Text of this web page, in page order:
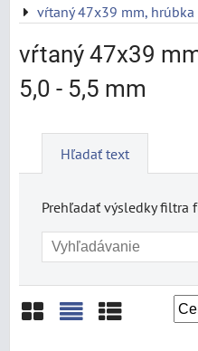
vŕtaný 47x39 mm,
vŕtaný 47x39
5,0 - 5,5 mm
Hľadať text
Prehľadať výsledky filtra